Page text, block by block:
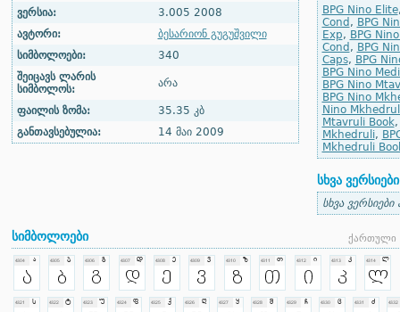
ვერსია:
3.005 2008
ავტორი:
ბესარიონ გუგუშვილი
სიმბოლოები:
340
შეიცავს ლარის
სიმბოლოს:
არა
ფაილის ზომა:
35.35 კბ
განთავსებულია:
14 მაი 2009
BPG Nino Elite
Cond , BPG
Exp, BPG
Cond , BPG
Caps, BPG
BPG Nino
BPG Nino
BPG Nino
Nino
Mtavruli Book
Mkhedruli,
Mkhedruli
სხვა ვერსიები
სხვა
სიმბოლოები ქართული